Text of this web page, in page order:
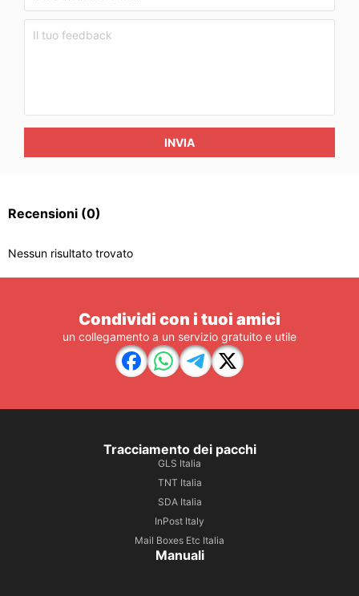
INVIA
Recensioni (0)
Nessun risultato trovato
Condividi con i tuoi amici
un collegamento a un servizio gratuito e utile
Tracciamento dei pacchi
GLS Italia
TNT Italia
SDA Italia
InPost Italy
Mail Boxes Etc Italia
Manuali